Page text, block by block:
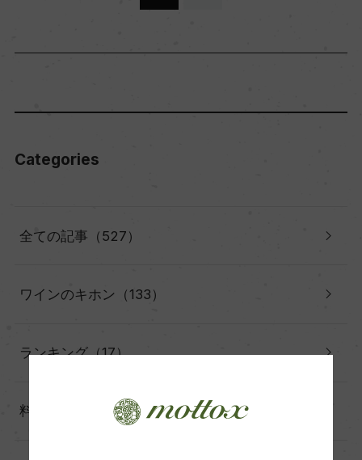
Categories
全ての記事（527）
ワインのキホン（133）
ランキング（17）
料理に合わせる（60）